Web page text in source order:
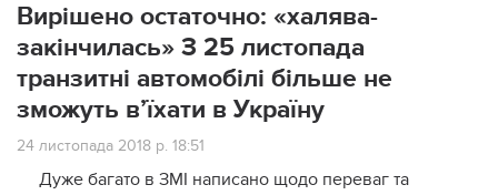
Вирішено остаточно: «халява-
закінчилась» З 25 листопада
транзитні автомобілі більше не
зможуть в’їхати в Україну
24 листопада 2018 р. 18:51
Дуже багато в ЗМІ написано щодо переваг та